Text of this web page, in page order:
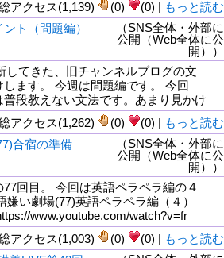
アクセス(1,139) (0) (0) | もっと読む
ト（問題編）
（SNS全体・外部に
公開（Web全体に公
開））
してきた、旧チャンネルブログの文
ます。 今週は問題編です。 今回
段教えない文法です。あまり見かけ
アクセス(1,262) (0) (0) | もっと読む
合宿の準備
（SNS全体・外部に
公開（Web全体に公
開））
回目。 今回は英語ペラペラ編の４
嫌い劇場(77)英語ペラペラ編（４）
www.youtube.com/watch?v=fr
アクセス(1,003) (0) (0) | もっと読む